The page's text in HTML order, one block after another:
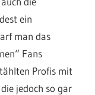
ein
man das
Fans
Profis mit
jedoch so gar